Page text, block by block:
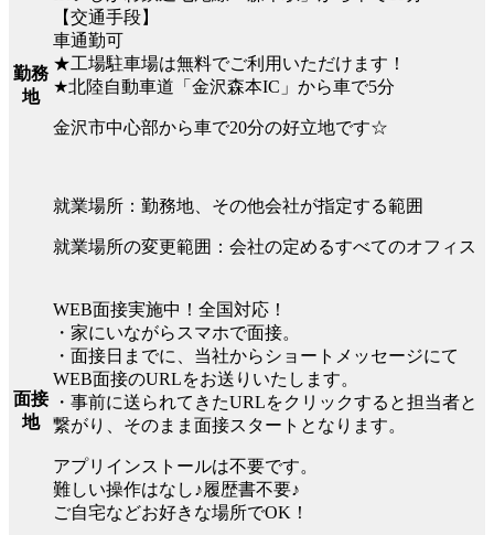
勤務
地
【交通手段】
車通勤可
★工場駐車場は無料でご利用いただけます！
★北陸自動車道「金沢森本IC」から車で5分
金沢市中心部から車で20分の好立地です☆
就業場所：勤務地、その他会社が指定する範囲
就業場所の変更範囲：会社の定めるすべてのオフィス
面接
地
WEB面接実施中！全国対応！
・家にいながらスマホで面接。
・面接日までに、当社からショートメッセージにて
WEB面接のURLをお送りいたします。
・事前に送られてきたURLをクリックすると担当者と
繋がり、そのまま面接スタートとなります。
アプリインストールは不要です。
難しい操作はなし♪履歴書不要♪
ご自宅などお好きな場所でOK！